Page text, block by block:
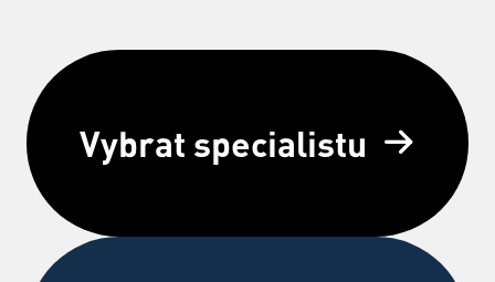
Vybrat specialistu